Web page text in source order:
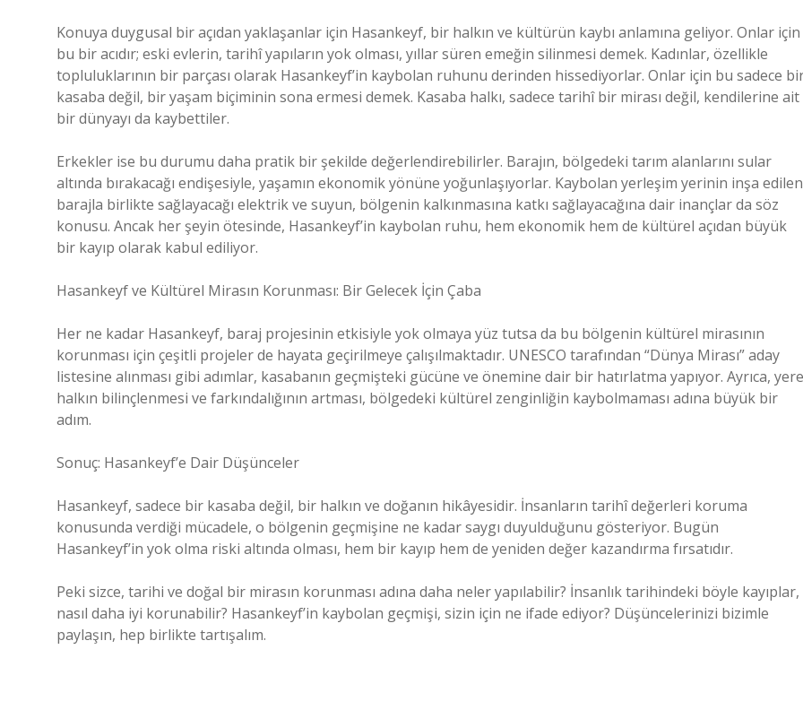
Konuya duygusal bir açıdan yaklaşanlar için Hasankeyf, bir halkın ve kültürün kaybı anlamına geliyor. Onlar için
bu bir acıdır; eski evlerin, tarihî yapıların yok olması, yıllar süren emeğin silinmesi demek. Kadınlar, özellikle
topluluklarının bir parçası olarak Hasankeyf’in kaybolan ruhunu derinden hissediyorlar. Onlar için bu sadece
kasaba değil, bir yaşam biçiminin sona ermesi demek. Kasaba halkı, sadece tarihî bir mirası değil, kendilerine ait
bir dünyayı da kaybettiler.
Erkekler ise bu durumu daha pratik bir şekilde değerlendirebilirler. Barajın, bölgedeki tarım alanlarını sular
altında bırakacağı endişesiyle, yaşamın ekonomik yönüne yoğunlaşıyorlar. Kaybolan yerleşim yerinin inşa edilen
barajla birlikte sağlayacağı elektrik ve suyun, bölgenin kalkınmasına katkı sağlayacağına dair inançlar da söz
konusu. Ancak her şeyin ötesinde, Hasankeyf’in kaybolan ruhu, hem ekonomik hem de kültürel açıdan büyük
bir kayıp olarak kabul ediliyor.
Hasankeyf ve Kültürel Mirasın Korunması: Bir Gelecek İçin Çaba
Her ne kadar Hasankeyf, baraj projesinin etkisiyle yok olmaya yüz tutsa da bu bölgenin kültürel mirasının
korunması için çeşitli projeler de hayata geçirilmeye çalışılmaktadır. UNESCO tarafından “Dünya Mirası” aday
listesine alınması gibi adımlar, kasabanın geçmişteki gücüne ve önemine dair bir hatırlatma yapıyor. Ayrıca,
halkın bilinçlenmesi ve farkındalığının artması, bölgedeki kültürel zenginliğin kaybolmaması adına büyük bir
adım.
Sonuç: Hasankeyf’e Dair Düşünceler
Hasankeyf, sadece bir kasaba değil, bir halkın ve doğanın hikâyesidir. İnsanların tarihî değerleri koruma
konusunda verdiği mücadele, o bölgenin geçmişine ne kadar saygı duyulduğunu gösteriyor. Bugün
Hasankeyf’in yok olma riski altında olması, hem bir kayıp hem de yeniden değer kazandırma fırsatıdır.
Peki sizce, tarihi ve doğal bir mirasın korunması adına daha neler yapılabilir? İnsanlık tarihindeki böyle kayıplar,
nasıl daha iyi korunabilir? Hasankeyf’in kaybolan geçmişi, sizin için ne ifade ediyor? Düşüncelerinizi bizimle
paylaşın, hep birlikte tartışalım.